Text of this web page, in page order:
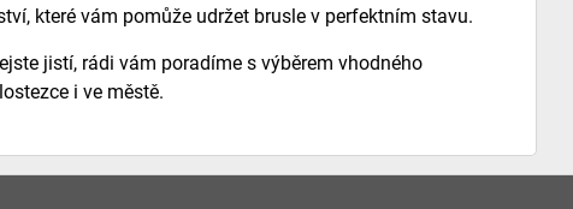
které vám pomůže udržet brusle v perfektním stavu.
jistí, rádi vám poradíme s výběrem vhodného
i ve městě.